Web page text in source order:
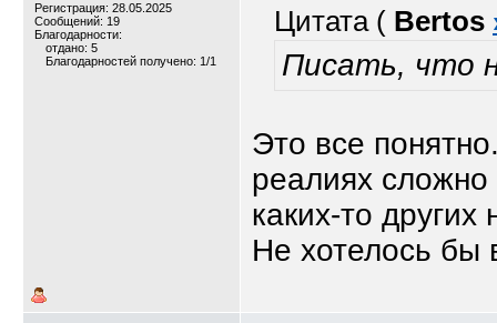
Регистрация: 28.05.2025
Сообщений: 19
Благодарности:
отдано: 5
Благодарностей получено: 1/1
Цитата ( Bertos
Писать, что
Это все
реалиях сложно
каких-то других
Не хотелось бы